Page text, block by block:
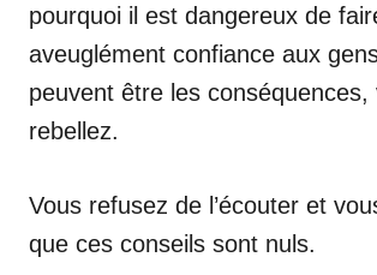
pourquoi il est dangereux de
aveuglément confiance aux
peuvent être les conséquences,
rebellez.
Vous refusez de l’écouter et
que ces conseils sont nuls.